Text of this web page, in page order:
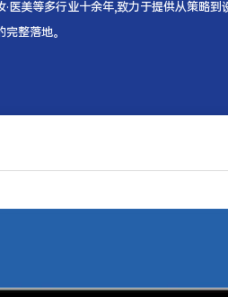
医美等多行业十余年,致力于提供从策略到
整落地。